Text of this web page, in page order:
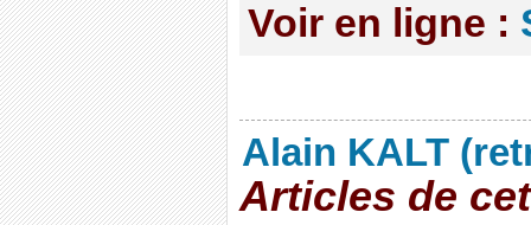
Voir en ligne :
Alain KALT
Articles de